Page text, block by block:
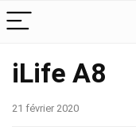
iLife A8
21 février 2020